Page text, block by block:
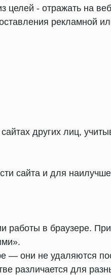
- отражать на веб-
рекламной
других лиц,
сайта и для
в браузере. При
— они не удаляются
различается для